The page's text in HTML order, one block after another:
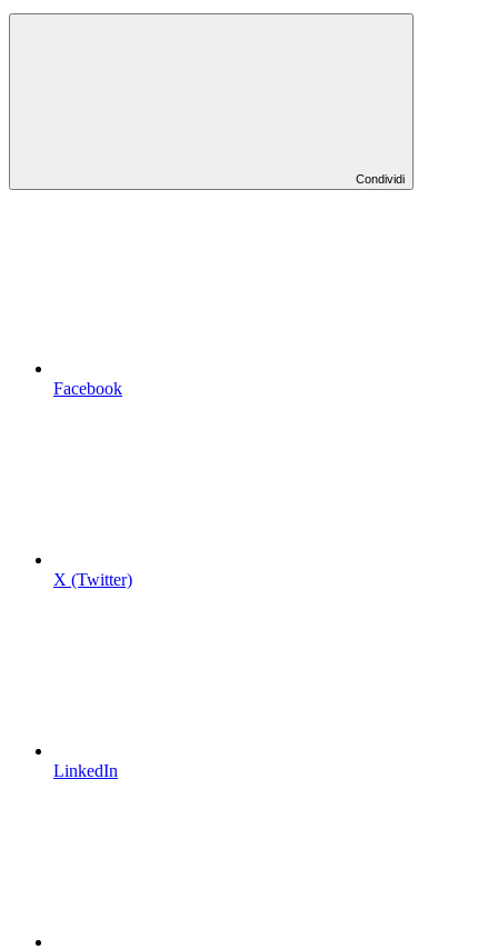
Condividi
Facebook
X (Twitter)
LinkedIn